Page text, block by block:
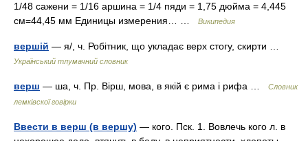
1/48 сажени = 1/16 аршина = 1/4 пяди = 1,75 дюйма = 4,445
см=44,45 мм Единицы измерения… …
Википедия
вершій — я/, ч. Робітник, що укладає верх стогу, скирти …
Український тлумачний словник
верш — ша, ч. Пр. Вірш, мова, в якій є рима і рифа …
Словник
лемківскої говірки
Ввести в верш (в вершу) — кого. Пск. 1. Вовлечь кого л. в